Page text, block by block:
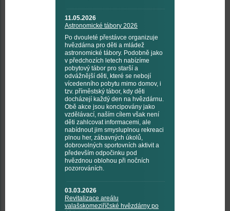
11.05.2026
Astronomické tábory 2026
Po dvouleté přestávce organizuje
hvězdárna pro děti a mládež
astronomické tábory. Podobně jako
v předchozích letech nabízíme
pobytový tábor pro starší a
odvážnější děti, které se nebojí
vícedenního pobytu mimo domov, i
tzv. příměstský tábor, kdy děti
docházejí každý den na hvězdárnu.
Obě akce jsou koncipovány jako
vzdělávací, naším cílem však není
děti zahlcovat informacemi, ale
nabídnout jim smysluplnou rekreaci
plnou her, zábavných úkolů,
dobrovolných sportovních aktivit a
především odpočinku pod
hvězdnou oblohou při nočních
pozorováních.
03.03.2026
Revitalizace areálu
valašskomeziříčské hvězdárny po